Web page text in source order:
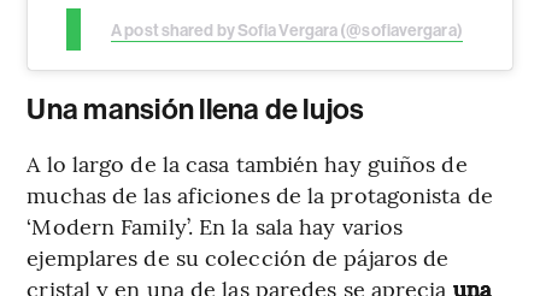
A post shared by Sofia Vergara (@sofiavergara)
Una mansión llena de lujos
A lo largo de la casa también hay guiños de
muchas de las aficiones de la protagonista de
‘Modern Family’. En la sala hay varios
ejemplares de su colección de pájaros de
cristal y en una de las paredes se aprecia una